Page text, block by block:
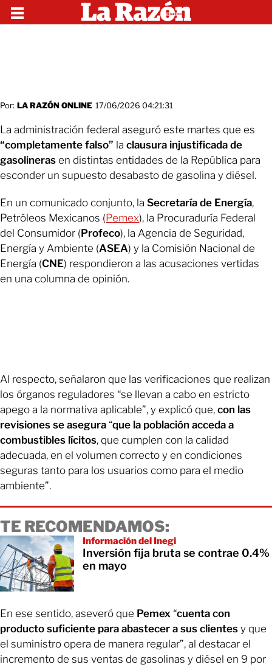
Por: LA RAZÓN ONLINE 17/06/2026 04:21:31
La administración federal aseguró este martes que es
“completamente falso” la clausura injustificada de
gasolineras en distintas entidades de la República para
esconder un supuesto desabasto de gasolina y diésel.
En un comunicado conjunto, la Secretaría de Energía,
Petróleos Mexicanos (Pemex), la Procuraduría Federal
del Consumidor (Profeco), la Agencia de Seguridad,
Energía y Ambiente (ASEA) y la Comisión Nacional de
Energía (CNE) respondieron a las acusaciones vertidas
en una columna de opinión.
Al respecto, señalaron que las verificaciones que realizan
los órganos reguladores “se llevan a cabo en estricto
apego a la normativa aplicable”, y explicó que, con las
revisiones se asegura “que la población acceda a
combustibles lícitos, que cumplen con la calidad
adecuada, en el volumen correcto y en condiciones
seguras tanto para los usuarios como para el medio
ambiente”.
TE RECOMENDAMOS:
Información del Inegi
Inversión fija bruta se contrae 0.4%
en mayo
En ese sentido, aseveró que Pemex “cuenta con
producto suficiente para abastecer a sus clientes y que
el suministro opera de manera regular”, al destacar el
incremento de sus ventas de gasolinas y diésel en 9 por